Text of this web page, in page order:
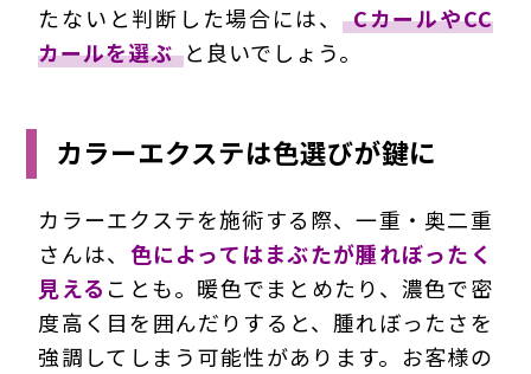
たないと判断した場合には、
CカールやCC
カールを選ぶ と良いでしょう。
カラーエクステは色選びが鍵に
カラーエクステを施術する際、一重・奥二重
さんは、 色によってはまぶたが腫れぼったく
見える ことも。暖色でまとめたり、濃色で密
度高く目を囲んだりすると、腫れぼったさを
強調してしまう可能性があります。お客様の